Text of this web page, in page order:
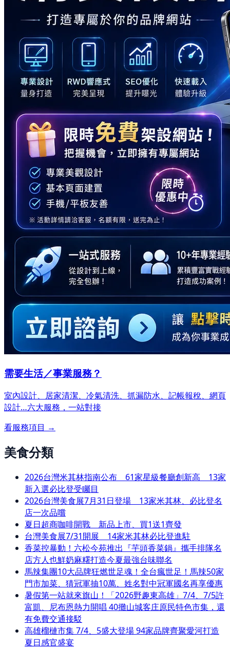
需要生活／事業服務？
室內設計、居家清潔、冷氣清洗、抓漏防水、記帳報稅、網頁
設計…六大服務，一站對接
看服務項目 →
美食分類
2026台灣米其林指南公布 61家星級餐廳創新高 13家
新入選必比登受矚目
2026台灣美食展7月31日登場 13家米其林、必比登名
店一次品嚐
夏日超商咖啡開戰 新品上市、買1送1齊發
台灣美食展7/31開展 14家米其林必比登進駐
香菜控暴動！六松今苑推出『芋頭香菜鍋』攜手排隊名
店方人也鮮奶麻糬打造今夏最強台味聯名
馬辣集團10大品牌狂燃世足魂！全台瘋世足！馬辣50家
門市加菜、猜冠軍抽10萬、姓名對中冠軍國名再享優惠
暑假第一站就來旗山！「2026野趣東高雄」7/4、7/5許
富凱、尼布恩熱力開唱 40攤山城客庄原民特色市集，還
有免費交通接駁
高雄榴槤市集 7/4、5盛大登場 94家品牌齊聚愛河打造
夏日感官盛宴